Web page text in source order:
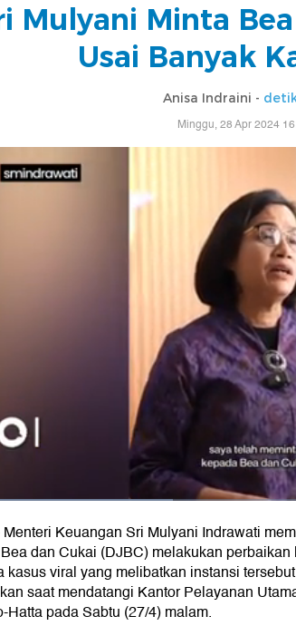
Mulyani Minta
Usai Banyak
Anisa Indraini -
Minggu, 28 Apr 2024
Menteri Keuangan Sri Mulyani Indrawati
dan Cukai (DJBC) melakukan
kasus viral yang melibatkan instansi
saat mendatangi Kantor Pelayanan
Hatta pada Sabtu (27/4) malam.